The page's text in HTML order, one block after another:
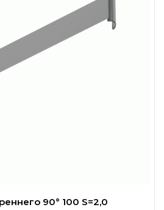
90° 100 S=2,0